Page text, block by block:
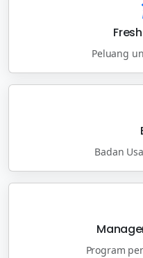
Peluang
Badan
Program